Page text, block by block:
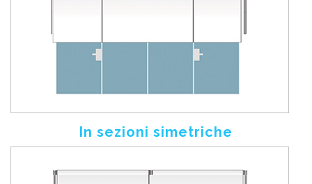
In sezioni simetriche